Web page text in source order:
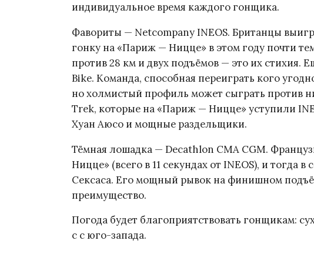
индивидуальное время каждого гонщика.
Фавориты — Netcompany INEOS. Британцы
гонку на «Париж — Ницце» в этом году почти
против 28 км и двух подъёмов — это их стихия.
Bike. Команда, способная переиграть кого
но холмистый профиль может сыграть против
Trek, которые на «Париж — Ницце» уступили
Хуан Аюсо и мощные раздельщики.
Тёмная лошадка — Decathlon CMA CGM.
Ницце» (всего в 11 секундах от INEOS), и тогда
Сексаса. Его мощный рывок на финишном
преимущество.
Погода будет благоприятствовать гонщикам:
с с юго-запада.